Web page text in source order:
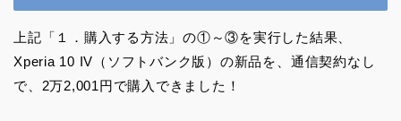
上記「１．購入する方法」の①～③を実行した結果、
Xperia 10 IV（ソフトバンク版）の新品を、通信契約なし
で、2万2,001円で購入できました！